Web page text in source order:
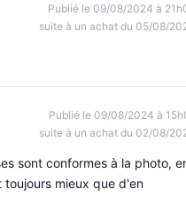
Publié le 09/08/2024 à
suite à un achat du 05/08/
Publié le 09/08/2024 à
suite à un achat du 02/08/
sont conformes à la photo,
mieux que d'en